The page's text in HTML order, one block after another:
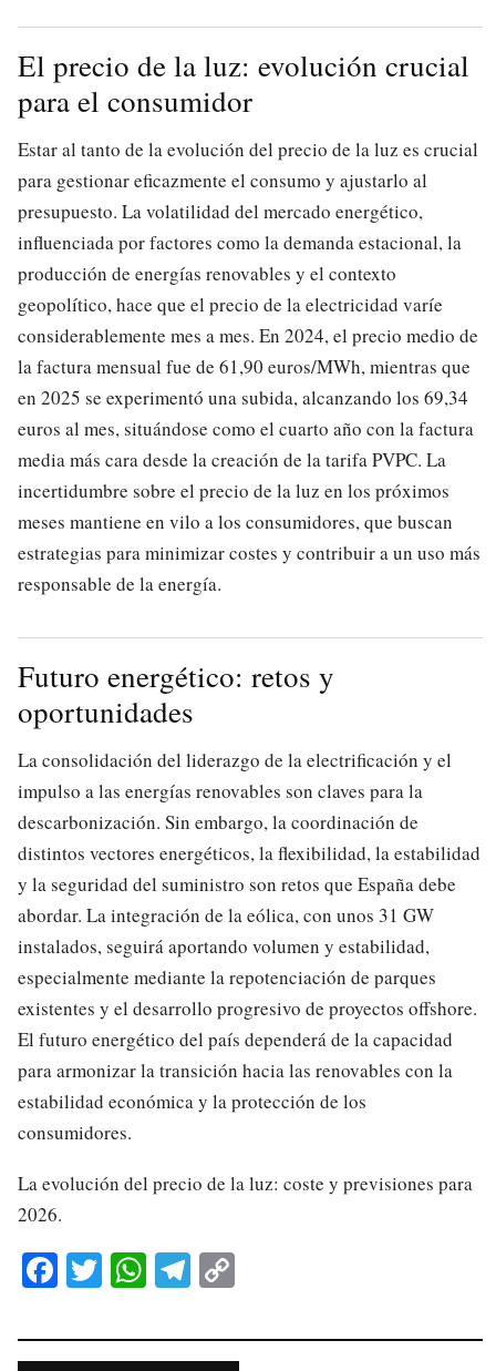
El precio de la luz: evolución crucial
para el consumidor
Estar al tanto de la evolución del precio de la luz es crucial
para gestionar eficazmente el consumo y ajustarlo al
presupuesto. La volatilidad del mercado energético,
influenciada por factores como la demanda estacional, la
producción de energías renovables y el contexto
geopolítico, hace que el precio de la electricidad varíe
considerablemente mes a mes. En 2024, el precio medio de
la factura mensual fue de 61,90 euros/MWh, mientras que
en 2025 se experimentó una subida, alcanzando los 69,34
euros al mes, situándose como el cuarto año con la factura
media más cara desde la creación de la tarifa PVPC. La
incertidumbre sobre el precio de la luz en los próximos
meses mantiene en vilo a los consumidores, que buscan
estrategias para minimizar costes y contribuir a un uso más
responsable de la energía.
Futuro energético: retos y
oportunidades
La consolidación del liderazgo de la electrificación y el
impulso a las energías renovables son claves para la
descarbonización. Sin embargo, la coordinación de
distintos vectores energéticos, la flexibilidad, la estabilidad
y la seguridad del suministro son retos que España debe
abordar. La integración de la eólica, con unos 31 GW
instalados, seguirá aportando volumen y estabilidad,
especialmente mediante la repotenciación de parques
existentes y el desarrollo progresivo de proyectos offshore.
El futuro energético del país dependerá de la capacidad
para armonizar la transición hacia las renovables con la
estabilidad económica y la protección de los
consumidores.
La evolución del precio de la luz: coste y previsiones para
2026.
Fa
bo
T
tte
W
ts
Te
gr y